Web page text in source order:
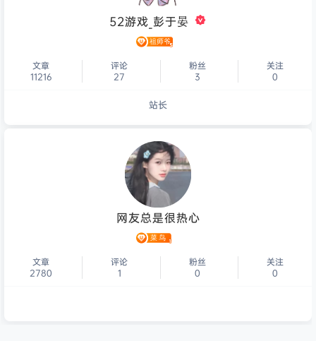
52游戏_彭于晏
文章
11216
评论
27
粉丝
3
关注
0
站长
个人主页
网友总是很热心
文章
2780
评论
1
粉丝
0
关注
0